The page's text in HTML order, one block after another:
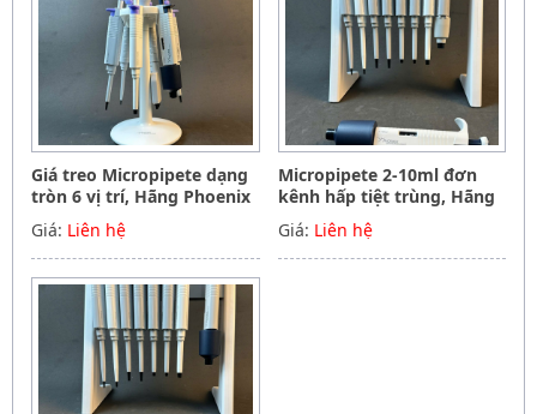
Giá treo Micropipete dạng
tròn 6 vị trí, Hãng Phoenix
instrument Germany
Giá: Liên hệ
Micropipete 2-10ml đơn
kênh hấp tiệt trùng, Hãng
Phoenix instrument
Germany
Giá: Liên hệ